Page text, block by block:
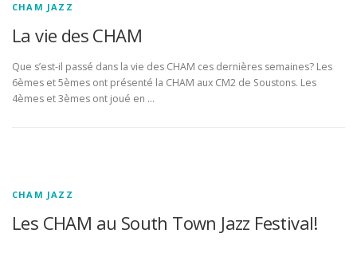
CHAM JAZZ
La vie des CHAM
Que s’est-il passé dans la vie des CHAM ces dernières semaines? Les
6èmes et 5èmes ont présenté la CHAM aux CM2 de Soustons. Les
4èmes et 3èmes ont joué en …
CHAM JAZZ
Les CHAM au South Town Jazz Festival!